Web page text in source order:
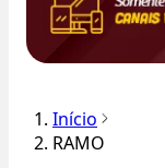
Início
RAMO